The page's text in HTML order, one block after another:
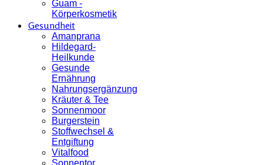
Guam -
Körperkosmetik
Gesundheit
Amanprana
Hildegard-
Heilkunde
Gesunde
Ernährung
Nahrungsergänzung
Kräuter & Tee
Sonnenmoor
Burgerstein
Stoffwechsel &
Entgiftung
Vitalfood
Sonnentor